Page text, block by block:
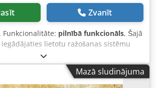
Zvanīt
, Funkcionalitāte: pilnībā funkcionāls, Šajā
lietotu ražošanas sistēmu
SC-F2100”. Piedāvājumā ietilpst: 1 x
F2100 Ierīci var konfigurēt atbilstoši
ar mums! Skaitītāju rādījumi:
Šis ir piedāvājums par lietotu
Mazā sludinājuma